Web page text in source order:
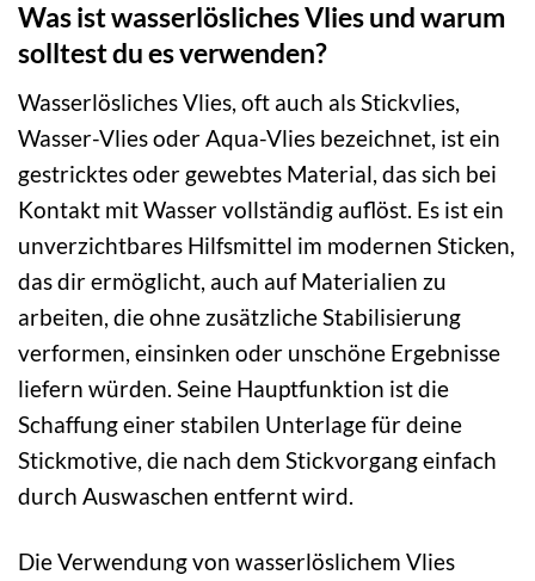
Was ist wasserlösliches Vlies und warum
solltest du es verwenden?
Wasserlösliches Vlies, oft auch als Stickvlies,
Wasser-Vlies oder Aqua-Vlies bezeichnet, ist ein
gestricktes oder gewebtes Material, das sich bei
Kontakt mit Wasser vollständig auflöst. Es ist ein
unverzichtbares Hilfsmittel im modernen Sticken,
das dir ermöglicht, auch auf Materialien zu
arbeiten, die ohne zusätzliche Stabilisierung
verformen, einsinken oder unschöne Ergebnisse
liefern würden. Seine Hauptfunktion ist die
Schaffung einer stabilen Unterlage für deine
Stickmotive, die nach dem Stickvorgang einfach
durch Auswaschen entfernt wird.
Die Verwendung von wasserlöslichem Vlies